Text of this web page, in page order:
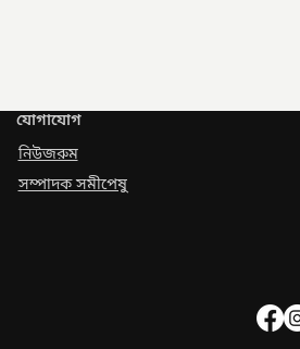
যোগাযোগ
নিউজরুম
সম্পাদক সমীপেষু